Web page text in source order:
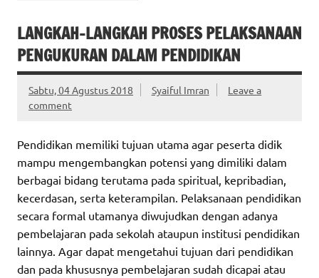
LANGKAH-LANGKAH PROSES PELAKSANAAN
PENGUKURAN DALAM PENDIDIKAN
Sabtu, 04 Agustus 2018 Syaiful Imran
Leave a
comment
Pendidikan memiliki tujuan utama agar peserta didik
mampu mengembangkan potensi yang dimiliki dalam
berbagai bidang terutama pada spiritual, kepribadian,
kecerdasan, serta keterampilan. Pelaksanaan pendidikan
secara formal utamanya diwujudkan dengan adanya
pembelajaran pada sekolah ataupun institusi pendidikan
lainnya. Agar dapat mengetahui tujuan dari pendidikan
dan pada khususnya pembelajaran sudah dicapai atau